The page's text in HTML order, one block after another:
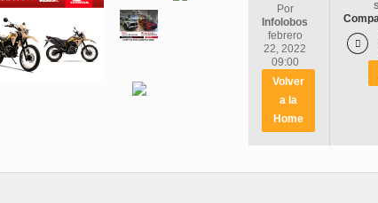

Por
Infolobos
febrero
22, 2022
09:00
Volver
a la
Home